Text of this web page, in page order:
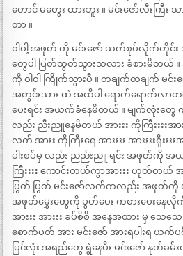
တောင် မတွေး ထားဘူး ။ မင်းဇော်လီးကြီ
တာ ။
ဝါဝါ့ အဖုတ် ကို မင်းဇော် ယက်စုပ်လိုက်တို
တွေပါ ပြတ်ထွတ်သွားသလား ခံစားမိတ
ကို ဝါဝါ ကြိုက်သွားပီ ။ တချက်တချက် မင်း
အတွင်းသား ထဲ အထိပါ ရောက်ရောက်လာတ
ပေးရင်း အယက်ခံနေမိတယ် ။ မျက်လုံးတွေ
လည်း ညီးညူနေမိတယ် အားးး ကိုကြီးးးးအာ
လက် အားး ကိုကြီးရေ အားးးး အားးးးရှီးးးး
ပါးစပ်မှ လည်း ညည်းညူ ရင်း အဖုတ်ကို အ
ကြီးးးး ကောင်းတယ်ကွာအားးး ဟုတ်တယ်
ပြွတ် ပြွတ် မင်းဇော်လက်ကလည်း အဖုတ်
အဖုတ်မွှေးတွေကို ပွတ်ပေး ကစားပေးနေလို
အားးး အားးး ခပ်စိစိ အနေအထား မှ သေသ
စောက်ပတ် အား မင်းဇော် အားရပါးရ
ပြင်လုံး အရည်တွေ ရွဲနေပီး မင်းဇော် နုတ်